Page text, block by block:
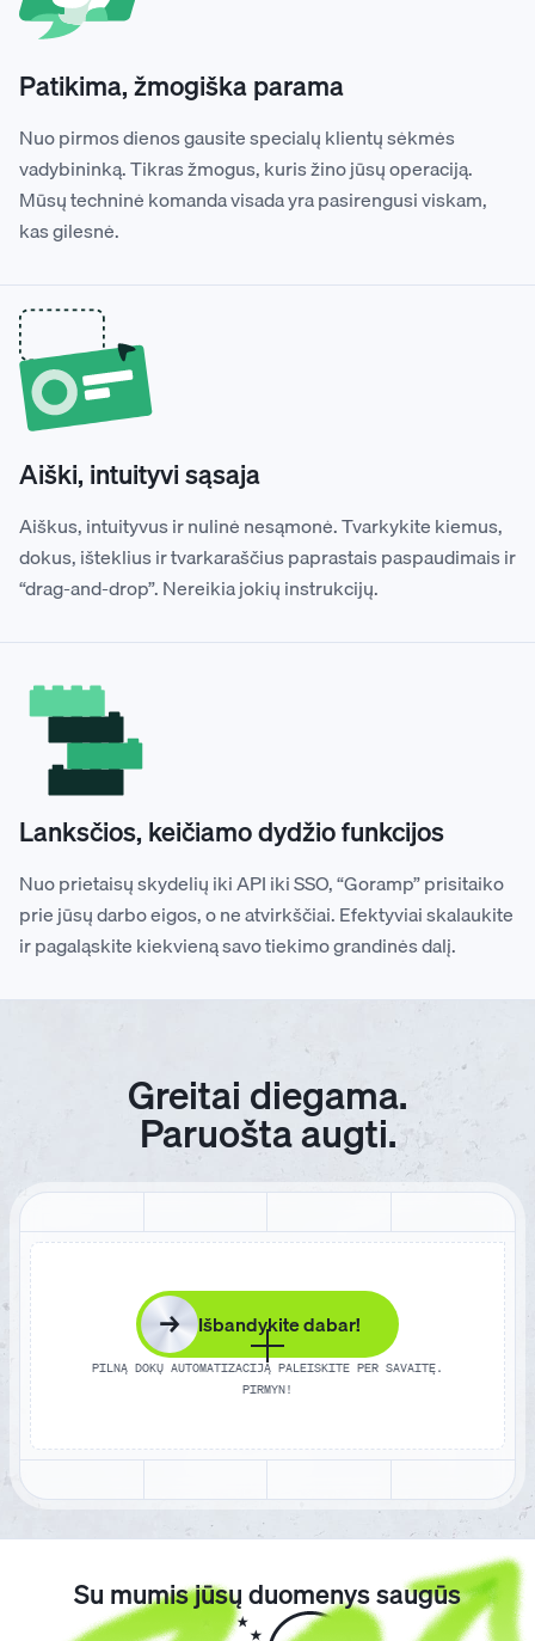
Patikima, žmogiška parama
Nuo pirmos dienos gausite specialų klientų sėkmės
vadybininką. Tikras žmogus, kuris žino jūsų operaciją.
Mūsų techninė komanda visada yra pasirengusi viskam,
kas gilesnė.
Aiški, intuityvi sąsaja
Aiškus, intuityvus ir nulinė nesąmonė. Tvarkykite kiemus,
dokus, išteklius ir tvarkaraščius paprastais paspaudimais ir
“drag-and-drop”. Nereikia jokių instrukcijų.
Lanksčios, keičiamo dydžio funkcijos
Nuo prietaisų skydelių iki API iki SSO, “Goramp” prisitaiko
prie jūsų darbo eigos, o ne atvirkščiai. Efektyviai skalaukite
ir pagaląskite kiekvieną savo tiekimo grandinės dalį.
Greitai diegama.
Paruošta augti.
→ Išbandykite dabar!
PILNĄ DOKŲ AUTOMATIZACIJĄ PALEISKITE PER SAVAITĘ.
PIRMYN!
Su mumis jūsų duomenys saugūs